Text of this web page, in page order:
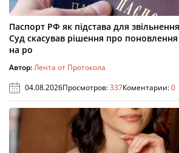
Паспорт РФ як підстава для
Суд скасував рішення про
на ро
Автор:Лента от Протокола
04.08.2026Просмотров:337Коментарии:0